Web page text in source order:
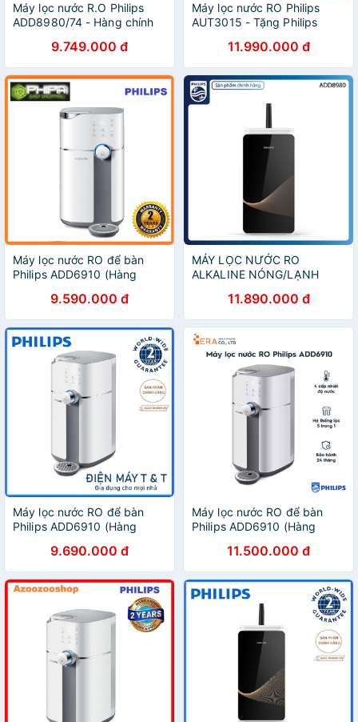
Máy lọc nước R.O Philips
ADD8980/74 - Hàng chính
9.749.000 đ
Máy lọc nước RO Philips
AUT3015 - Tặng Philips
bồn rửa [Chính hãng]
11.990.000 đ
Máy lọc nước RO để bàn
Philips ADD6910 (Hàng
9.590.000 đ
MÁY LỌC NƯỚC RO
ALKALINE NÓNG/LẠNH
11.890.000 đ
Máy lọc nước RO để bàn
Philips ADD6910 (Hàng
9.690.000 đ
Máy lọc nước RO để bàn
Philips ADD6910 (Hàng
11.500.000 đ